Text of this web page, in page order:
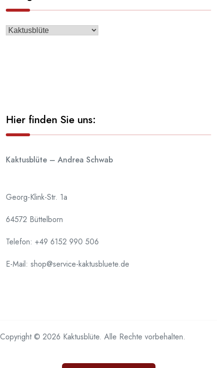
Hier finden Sie uns:
Kaktusblüte – Andrea Schwab
Georg-Klink-Str. 1a
64572 Büttelborn
Telefon: +49 6152 990 506
E-Mail: shop@service-kaktusbluete.de
Copyright © 2026 Kaktusblüte. Alle Rechte vorbehalten.